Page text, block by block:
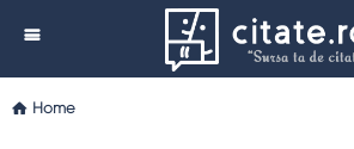
Home